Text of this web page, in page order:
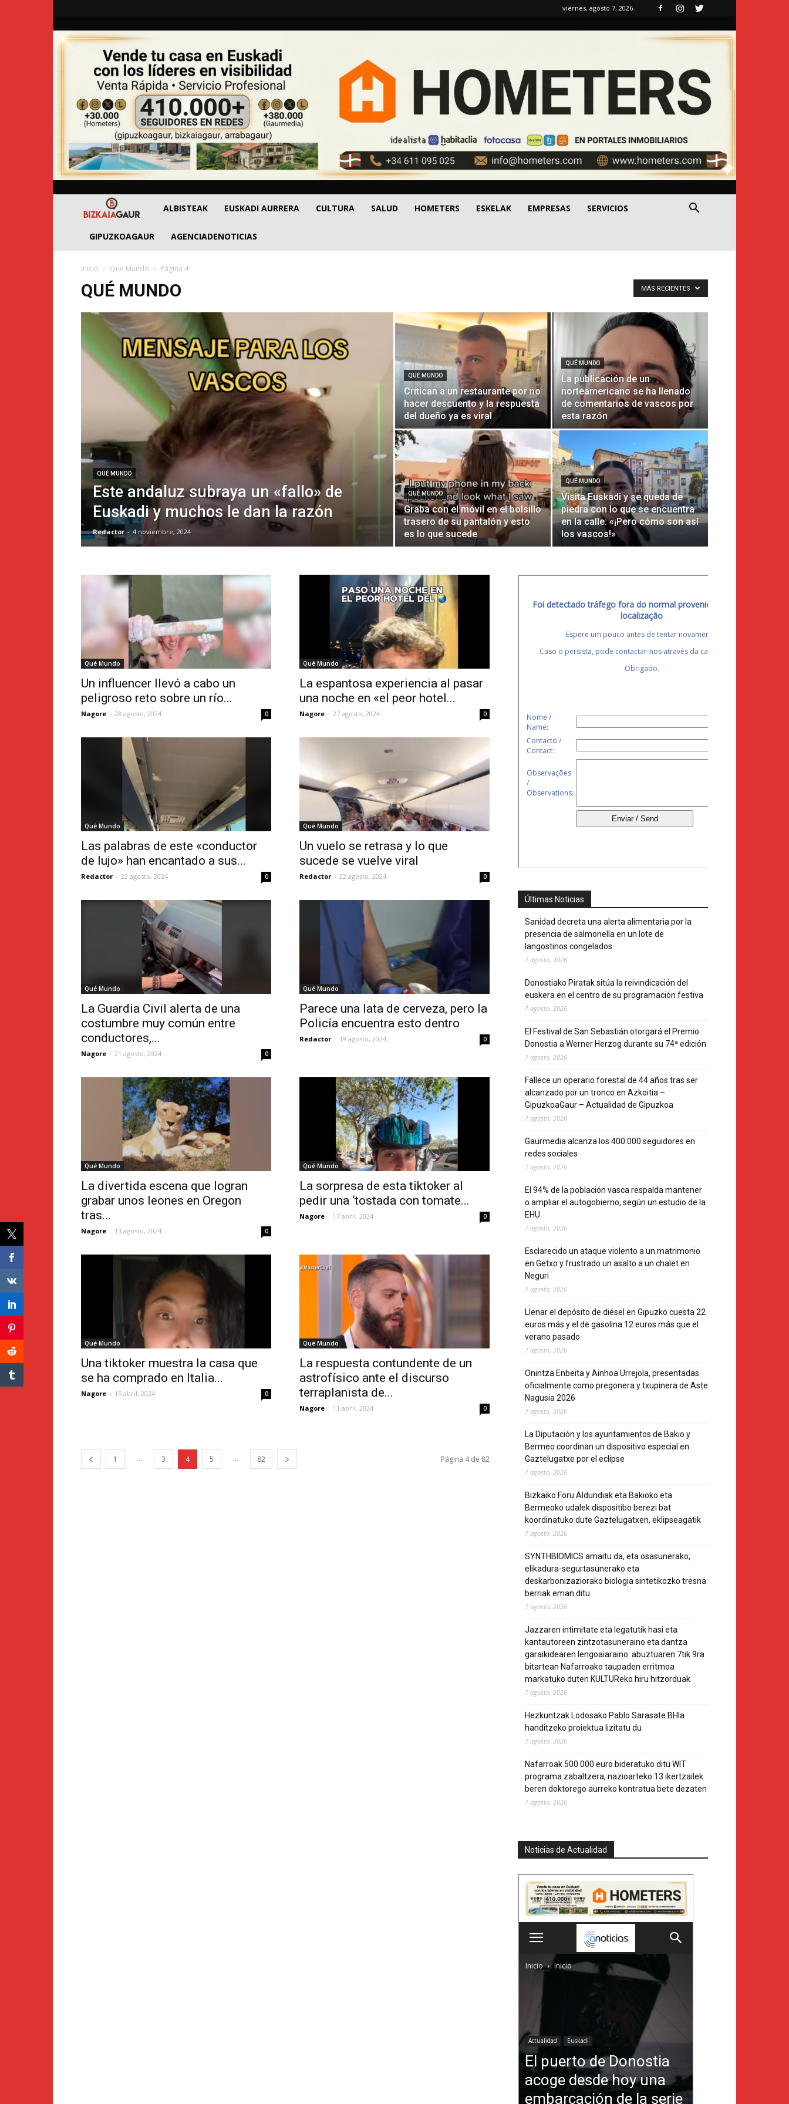
viernes, agosto 7, 2026
BizkaiaGaur
ALBISTEAK EUSKADI AURRERA CULTURA SALUD HOMETERS ESKELAK EMPRESAS SERVICIOS
GIPUZKOAGAUR AGENCIADENOTICIAS
Inicio Qué Mundo Página 4
QUÉ MUNDO MÁS RECIENTES
QUÉ MUNDO
Este andaluz subraya un «fallo» de
Euskadi y muchos le dan la razón
Redactor - 4 noviembre, 2024
QUÉ MUNDO
Critican a un restaurante por no
hacer descuento y la respuesta
del dueño ya es viral
QUÉ MUNDO
La publicación de un
norteamericano se ha llenado
de comentarios de vascos por
esta razón
QUÉ MUNDO
Graba con el móvil en el bolsillo
trasero de su pantalón y esto
es lo que sucede
QUÉ MUNDO
Visita Euskadi y se queda de
piedra con lo que se encuentra
en la calle: «¡Pero cómo son así
los vascos!»
Qué Mundo
Un influencer llevó a cabo un
peligroso reto sobre un río...
Nagore - 28 agosto, 2024 0
Qué Mundo
La espantosa experiencia al pasar
una noche en «el peor hotel...
Nagore - 27 agosto, 2024 0
Qué Mundo
Las palabras de este «conductor
de lujo» han encantado a sus...
Redactor - 23 agosto, 2024 0
Qué Mundo
Un vuelo se retrasa y lo que
sucede se vuelve viral
Redactor - 22 agosto, 2024 0
Qué Mundo
La Guardia Civil alerta de una
costumbre muy común entre
conductores,...
Nagore - 21 agosto, 2024 0
Qué Mundo
Parece una lata de cerveza, pero la
Policía encuentra esto dentro
Redactor - 19 agosto, 2024 0
Qué Mundo
La divertida escena que logran
grabar unos leones en Oregon
tras...
Nagore - 13 agosto, 2024 0
Qué Mundo
La sorpresa de esta tiktoker al
pedir una ‘tostada con tomate...
Nagore - 17 abril, 2024 0
Qué Mundo
Una tiktoker muestra la casa que
se ha comprado en Italia...
Nagore - 15 abril, 2024 0
Qué Mundo
La respuesta contundente de un
astrofísico ante el discurso
terraplanista de...
Nagore - 11 abril, 2024 0
1 ... 3 4 5 ... 82 Página 4 de 82
Últimas Noticias
Sanidad decreta una alerta alimentaria por la
presencia de salmonella en un lote de
langostinos congelados
7 agosto, 2026
Donostiako Piratak sitúa la reivindicación del
euskera en el centro de su programación festiva
7 agosto, 2026
El Festival de San Sebastián otorgará el Premio
Donostia a Werner Herzog durante su 74ª edición
7 agosto, 2026
Fallece un operario forestal de 44 años tras ser
alcanzado por un tronco en Azkoitia –
GipuzkoaGaur – Actualidad de Gipuzkoa
7 agosto, 2026
Gaurmedia alcanza los 400.000 seguidores en
redes sociales
7 agosto, 2026
El 94% de la población vasca respalda mantener
o ampliar el autogobierno, según un estudio de la
EHU
7 agosto, 2026
Esclarecido un ataque violento a un matrimonio
en Getxo y frustrado un asalto a un chalet en
Neguri
7 agosto, 2026
Llenar el depósito de diésel en Gipuzko cuesta 22
euros más y el de gasolina 12 euros más que el
verano pasado
7 agosto, 2026
Onintza Enbeita y Ainhoa Urrejola, presentadas
oficialmente como pregonera y txupinera de Aste
Nagusia 2026
7 agosto, 2026
La Diputación y los ayuntamientos de Bakio y
Bermeo coordinan un dispositivo especial en
Gaztelugatxe por el eclipse
7 agosto, 2026
Bizkaiko Foru Aldundiak eta Bakioko eta
Bermeoko udalek dispositibo berezi bat
koordinatuko dute Gaztelugatxen, eklipseagatik
7 agosto, 2026
SYNTHBIOMICS amaitu da, eta osasunerako,
elikadura-segurtasunerako eta
deskarbonizaziorako biologia sintetikozko tresna
berriak eman ditu
7 agosto, 2026
Jazzaren intimitate eta legatutik hasi eta
kantautoreen zintzotasuneraino eta dantza
garaikidearen lengoaiaraino: abuztuaren 7tik 9ra
bitartean Nafarroako taupaden erritmoa
markatuko duten KULTUReko hiru hitzorduak
7 agosto, 2026
Hezkuntzak Lodosako Pablo Sarasate BHIa
handitzeko proiektua lizitatu du
7 agosto, 2026
Nafarroak 500 000 euro bideratuko ditu WIT
programa zabaltzera, nazioarteko 13 ikertzailek
beren doktorego aurreko kontratua bete dezaten
7 agosto, 2026
Noticias de Actualidad